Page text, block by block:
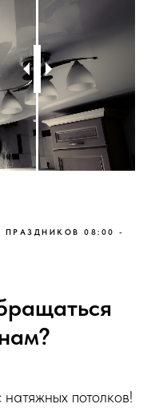
ПРАЗДНИКOВ 08:00 -
потолков!